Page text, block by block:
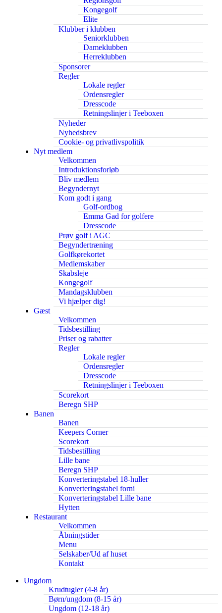
Kongegolf
Elite
Klubber i klubben
Seniorklubben
Dameklubben
Herreklubben
Sponsorer
Regler
Lokale regler
Ordensregler
Dresscode
Retningslinjer i Teeboxen
Nyheder
Nyhedsbrev
Cookie- og privatlivspolitik
Nyt medlem
Velkommen
Introduktionsforløb
Bliv medlem
Begyndernyt
Kom godt i gang
Golf-ordbog
Emma Gad for golfere
Dresscode
Prøv golf i AGC
Begyndertræning
Golfkørekortet
Medlemskaber
Skabsleje
Kongegolf
Mandagsklubben
Vi hjælper dig!
Gæst
Velkommen
Tidsbestilling
Priser og rabatter
Regler
Lokale regler
Ordensregler
Dresscode
Retningslinjer i Teeboxen
Scorekort
Beregn SHP
Banen
Banen
Keepers Corner
Scorekort
Tidsbestilling
Lille bane
Beregn SHP
Konverteringstabel 18-huller
Konverteringstabel forni
Konverteringstabel Lille bane
Hytten
Restaurant
Velkommen
Åbningstider
Menu
Selskaber/Ud af huset
Kontakt
Ungdom
Krudtugler (4-8 år)
Børn/ungdom (8-15 år)
Ungdom (12-18 år)